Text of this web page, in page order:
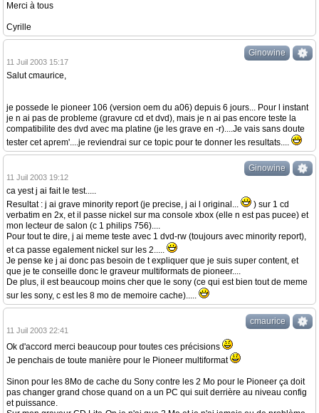
Merci à tous
Cyrille
Ginowine
11 Juil 2003 15:17
Salut cmaurice,
je possede le pioneer 106 (version oem du a06) depuis 6 jours... Pour l instant
je n ai pas de probleme (gravure cd et dvd), mais je n ai pas encore teste la
compatibilite des dvd avec ma platine (je les grave en -r)....Je vais sans doute
tester cet aprem'....je reviendrai sur ce topic pour te donner les resultats....
Ginowine
11 Juil 2003 19:12
ca yest j ai fait le test.....
Resultat : j ai grave minority report (je precise, j ai l original...
) sur 1 cd
verbatim en 2x, et il passe nickel sur ma console xbox (elle n est pas pucee) et
mon lecteur de salon (c 1 philips 756)....
Pour tout te dire, j ai meme teste avec 1 dvd-rw (toujours avec minority report),
et ca passe egalement nickel sur les 2.....
Je pense ke j ai donc pas besoin de t expliquer que je suis super content, et
que je te conseille donc le graveur multiformats de pioneer....
De plus, il est beaucoup moins cher que le sony (ce qui est bien tout de meme
sur les sony, c est les 8 mo de memoire cache).....
cmaurice
11 Juil 2003 22:41
Ok d'accord merci beaucoup pour toutes ces précisions
Je penchais de toute manière pour le Pioneer multiformat
Sinon pour les 8Mo de cache du Sony contre les 2 Mo pour le Pioneer ça doit
pas changer grand chose quand on a un PC qui suit derrière au niveau config
et puissance.